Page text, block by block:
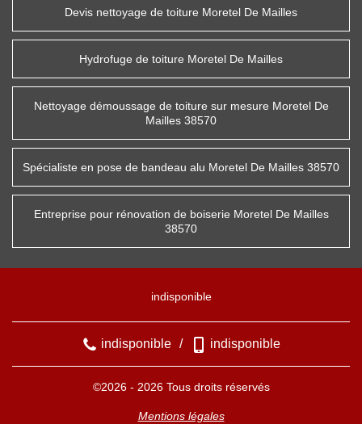
Devis nettoyage de toiture Moretel De Mailles
Hydrofuge de toiture Moretel De Mailles
Nettoyage démoussage de toiture sur mesure Moretel De
Mailles 38570
Spécialiste en pose de bandeau alu Moretel De Mailles 38570
Entreprise pour rénovation de boiserie Moretel De Mailles
38570
indisponible
indisponible / indisponible
©2026 - 2026 Tous droits réservés
Mentions légales